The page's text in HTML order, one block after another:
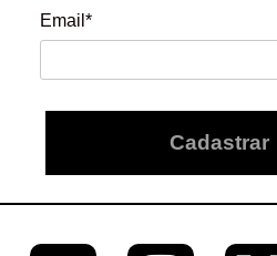
Email*
Cadastrar